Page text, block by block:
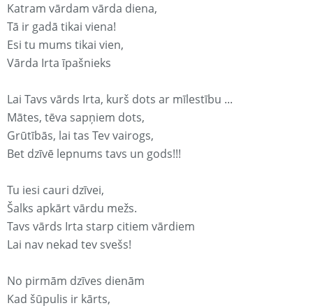
Katram vārdam vārda diena,
Tā ir gadā tikai viena!
Esi tu mums tikai vien,
Vārda Irta īpašnieks
Lai Tavs vārds Irta, kurš dots ar mīlestību ...
Mātes, tēva sapņiem dots,
Grūtībās, lai tas Tev vairogs,
Bet dzīvē lepnums tavs un gods!!!
Tu iesi cauri dzīvei,
Šalks apkārt vārdu mežs.
Tavs vārds Irta starp citiem vārdiem
Lai nav nekad tev svešs!
No pirmām dzīves dienām
Kad šūpulis ir kārts,